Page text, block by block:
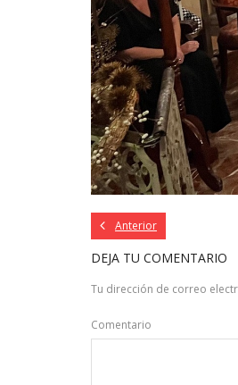
Anterior
DEJA TU COMENTARIO
Tu dirección de correo
Comentario